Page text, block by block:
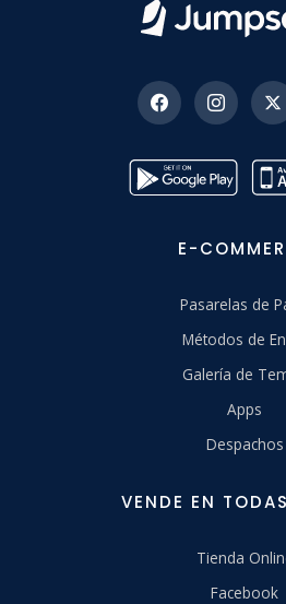
E-
Pasarelas de
Métodos de
Galería de
Apps
Despachos
VENDE EN
Tienda
Facebook